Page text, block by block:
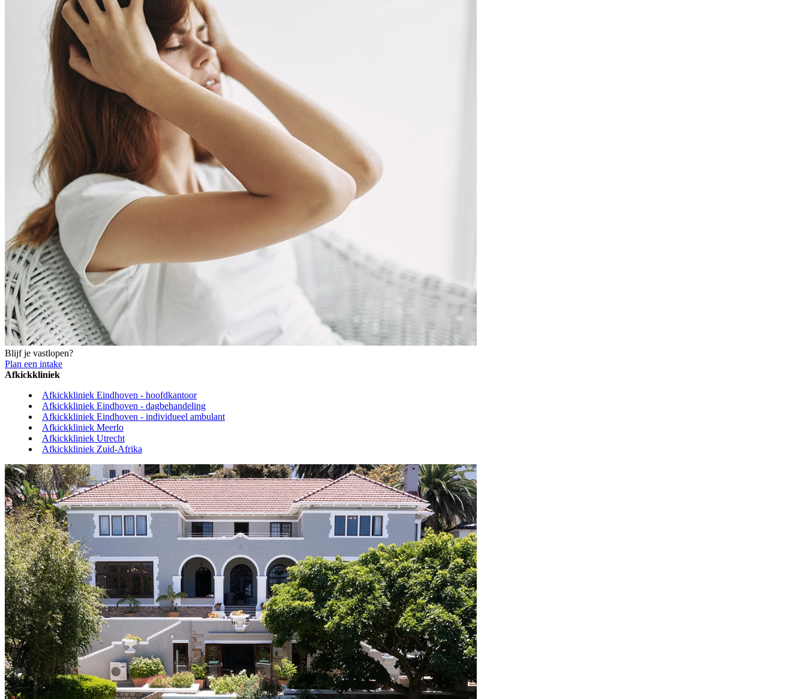
Blijf je vastlopen?
Plan een intake
Afkickkliniek
Afkickkliniek Eindhoven - hoofdkantoor
Afkickkliniek Eindhoven - dagbehandeling
Afkickkliniek Eindhoven - individueel ambulant
Afkickkliniek Meerlo
Afkickkliniek Utrecht
Afkickkliniek Zuid-Afrika